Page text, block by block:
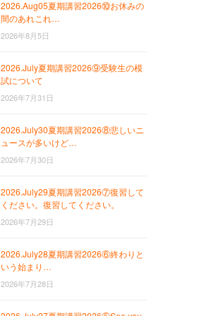
2026.Aug05夏期講習2026⑩お休みの
間のあれこれ…
2026年8月5日
2026.July夏期講習2026⑨受験生の模
試について
2026年7月31日
2026.July30夏期講習2026⑧悲しいニ
ュースが多いけど…
2026年7月30日
2026.July29夏期講習2026⑦復習して
ください。復習してください。
2026年7月29日
2026.July28夏期講習2026⑥終わりと
いう始まり…
2026年7月28日